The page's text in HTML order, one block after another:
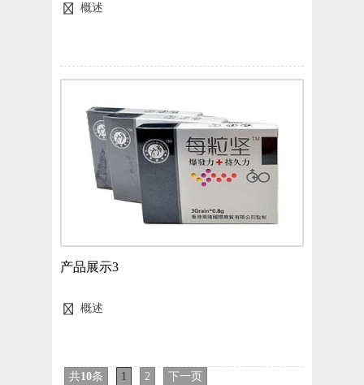
概述
产品展示3
概述
共10条 1 2 下一页